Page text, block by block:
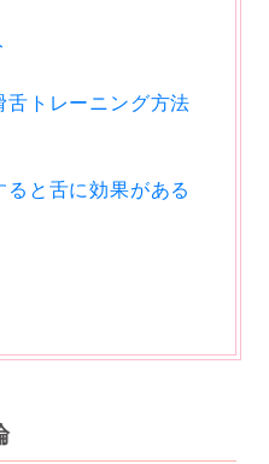
舌トレーニング方法
ると舌に効果がある